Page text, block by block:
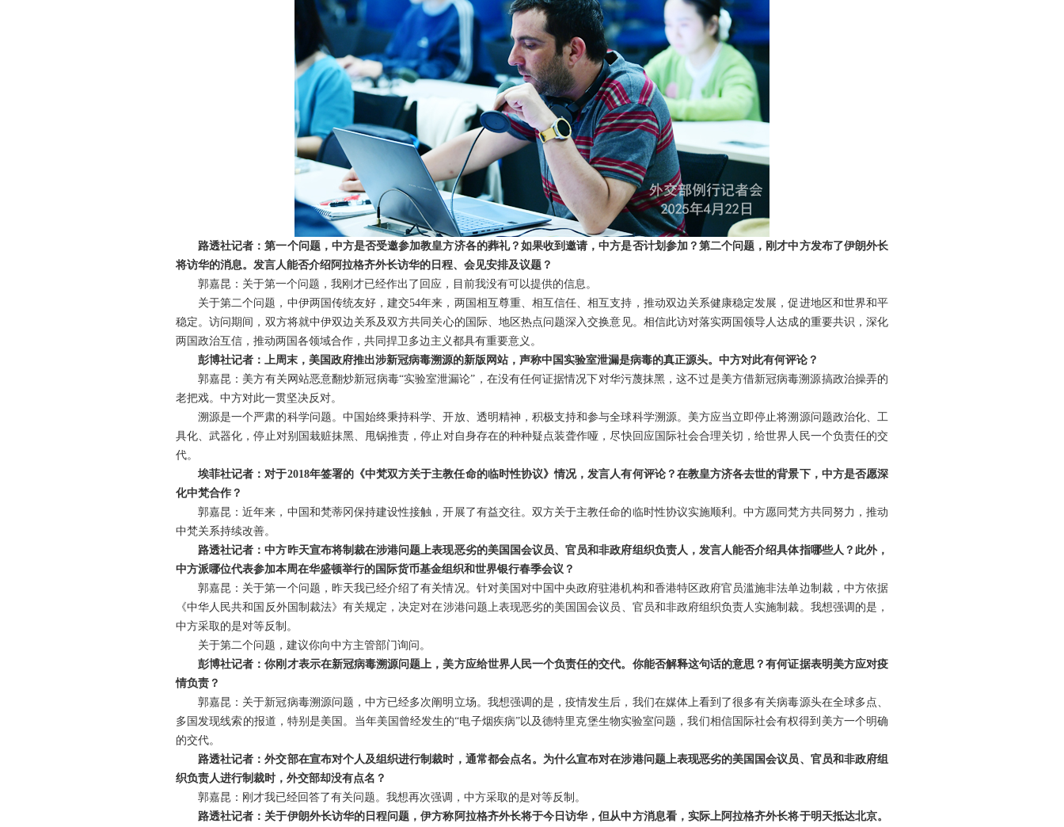
路透社记者：第一个问题，中方是否受邀参加教皇方济各的葬礼？如果收到邀请，中方是否计划参加？第二个问题，刚才中方发布了伊朗外长
将访华的消息。发言人能否介绍阿拉格齐外长访华的日程、会见安排及议题？
郭嘉昆：关于第一个问题，我刚才已经作出了回应，目前我没有可以提供的信息。
关于第二个问题，中伊两国传统友好，建交54年来，两国相互尊重、相互信任、相互支持，推动双边关系健康稳定发展，促进地区和世界和平
稳定。访问期间，双方将就中伊双边关系及双方共同关心的国际、地区热点问题深入交换意见。相信此访对落实两国领导人达成的重要共识，深化
两国政治互信，推动两国各领域合作，共同捍卫多边主义都具有重要意义。
彭博社记者：上周末，美国政府推出涉新冠病毒溯源的新版网站，声称中国实验室泄漏是病毒的真正源头。中方对此有何评论？
郭嘉昆：美方有关网站恶意翻炒新冠病毒“实验室泄漏论”，在没有任何证据情况下对华污蔑抹黑，这不过是美方借新冠病毒溯源搞政治操弄的
老把戏。中方对此一贯坚决反对。
溯源是一个严肃的科学问题。中国始终秉持科学、开放、透明精神，积极支持和参与全球科学溯源。美方应当立即停止将溯源问题政治化、工
具化、武器化，停止对别国栽赃抹黑、甩锅推责，停止对自身存在的种种疑点装聋作哑，尽快回应国际社会合理关切，给世界人民一个负责任的交
代。
埃菲社记者：对于2018年签署的《中梵双方关于主教任命的临时性协议》情况，发言人有何评论？在教皇方济各去世的背景下，中方是否愿深
化中梵合作？
郭嘉昆：近年来，中国和梵蒂冈保持建设性接触，开展了有益交往。双方关于主教任命的临时性协议实施顺利。中方愿同梵方共同努力，推动
中梵关系持续改善。
路透社记者：中方昨天宣布将制裁在涉港问题上表现恶劣的美国国会议员、官员和非政府组织负责人，发言人能否介绍具体指哪些人？此外，
中方派哪位代表参加本周在华盛顿举行的国际货币基金组织和世界银行春季会议？
郭嘉昆：关于第一个问题，昨天我已经介绍了有关情况。针对美国对中国中央政府驻港机构和香港特区政府官员滥施非法单边制裁，中方依据
《中华人民共和国反外国制裁法》有关规定，决定对在涉港问题上表现恶劣的美国国会议员、官员和非政府组织负责人实施制裁。我想强调的是，
中方采取的是对等反制。
关于第二个问题，建议你向中方主管部门询问。
彭博社记者：你刚才表示在新冠病毒溯源问题上，美方应给世界人民一个负责任的交代。你能否解释这句话的意思？有何证据表明美方应对疫
情负责？
郭嘉昆：关于新冠病毒溯源问题，中方已经多次阐明立场。我想强调的是，疫情发生后，我们在媒体上看到了很多有关病毒源头在全球多点、
多国发现线索的报道，特别是美国。当年美国曾经发生的“电子烟疾病”以及德特里克堡生物实验室问题，我们相信国际社会有权得到美方一个明确
的交代。
路透社记者：外交部在宣布对个人及组织进行制裁时，通常都会点名。为什么宣布对在涉港问题上表现恶劣的美国国会议员、官员和非政府组
织负责人进行制裁时，外交部却没有点名？
郭嘉昆：刚才我已经回答了有关问题。我想再次强调，中方采取的是对等反制。
路透社记者：关于伊朗外长访华的日程问题，伊方称阿拉格齐外长将于今日访华，但从中方消息看，实际上阿拉格齐外长将于明天抵达北京。